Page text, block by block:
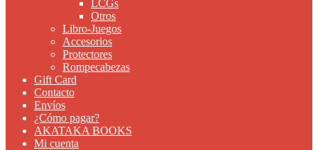
LCGs
Otros
Libro-Juegos
Accesorios
Protectores
Rompecabezas
Gift Card
Contacto
Envíos
¿Cómo pagar?
AKATAKA BOOKS
Mi cuenta